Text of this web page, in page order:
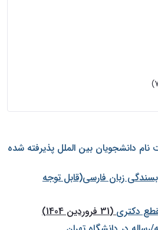
دانشجويان بين الملل پذيرفته شده
زبان فارسی(قابل توجه
دکتری(31 فروردین 1404)